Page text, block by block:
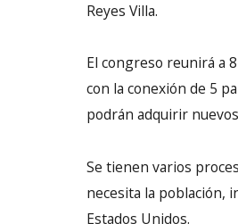
Reyes Villa.
El congreso reunirá a
con la conexión de 5
podrán adquirir
Se tienen varios
necesita la población,
Estados Unidos.